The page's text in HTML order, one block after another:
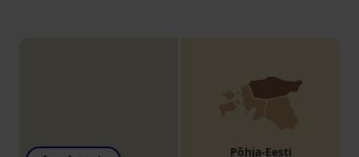
Põhja-Eesti